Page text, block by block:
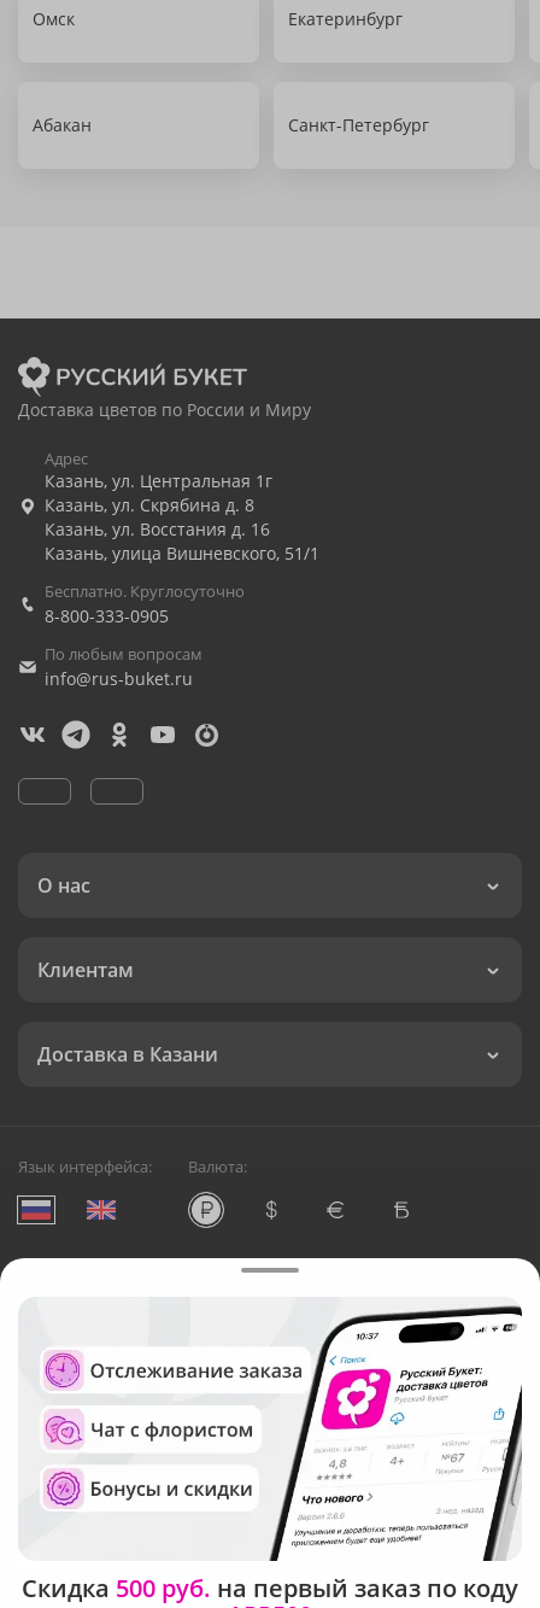
Омск Екатеринбург
Абакан Санкт-Петербург
Доставка цветов по России и Миру
Адрес
Казань, ул. Центральная 1г
Казань, ул. Скрябина д. 8
Казань, ул. Восстания д. 16
Казань, улица Вишневского, 51/1
Бесплатно. Круглосуточно
8-800-333-0905
По любым вопросам
info@rus-buket.ru
О нас
Клиентам
Доставка в Казани
Язык интерфейса: Валюта:
Служба круглосуточной доставки цветов в Казани
Русский Букет, 2026
Общество с ограниченной ответственностью «Технология»
ОГРН: 1195476081745, ИНН: 5410081997
Юридический адрес: г. Новосибирск, ул. Ипподромская,
д.42, оф. 3
Рейтинг Русского букета в г. Казань
Скидка 500 руб. на первый заказ по коду